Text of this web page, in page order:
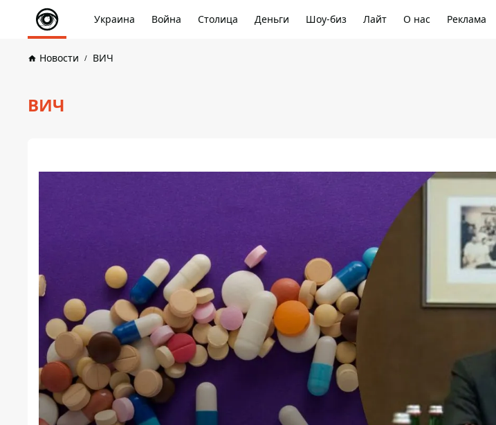
Украина Война Столица Деньги Шоу-биз Лайт О нас Реклама
Новости ВИЧ
ВИЧ